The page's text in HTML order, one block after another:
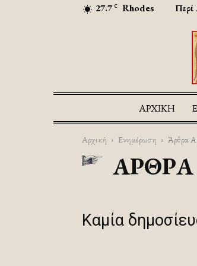
27.7 C Rhodes
ΑΡΧΙΚΉ
Αρχική Ενημέρωση Άρθρα
Καμία